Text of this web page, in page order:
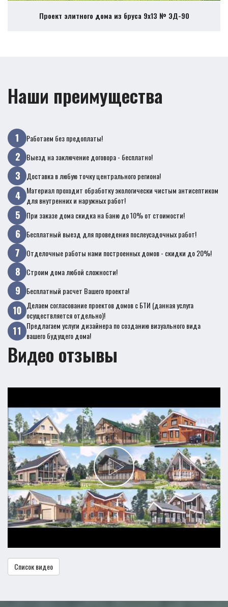
Проект элитного дома из бруса 9х13 № ЭД-90
Наши преимущества
Работаем без предоплаты!
Выезд на заключение договора - бесплатно!
Доставка в любую точку центрального региона!
Материал проходит обработку экологически чистым антисептиком
для внутренних и наружных работ!
При заказе дома скидка на баню до 10% от стоимости!
Бесплатный выезд для проведения послеусадочных работ!
Отделочные работы нами построенных домов - скидки до 20%!
Строим дома любой сложности!
Бесплатный расчет Вашего проекта!
Делаем согласование проектов домов с БТИ (данная услуга
осуществляется отдельно)!
Предлагаем услуги дизайнера по созданию визуального вида
вашего будущего дома!
Видео отзывы
Список видео